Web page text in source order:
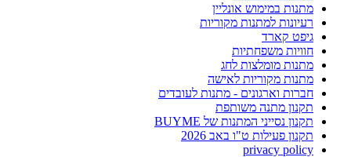
מתנות במימוש אונליין
רעיונות למתנות מקוריות
גיפט קארד
חוויות משפחתיות
מתנות מומלצות לחג
מתנות מקוריות לאישה
חברות וארגונים - מתנות לעובדים
תקנון מתנה משותפת
תקנון נסייני המתנות של BUYME
תקנון פעילות ט"ו באב 2026
privacy policy